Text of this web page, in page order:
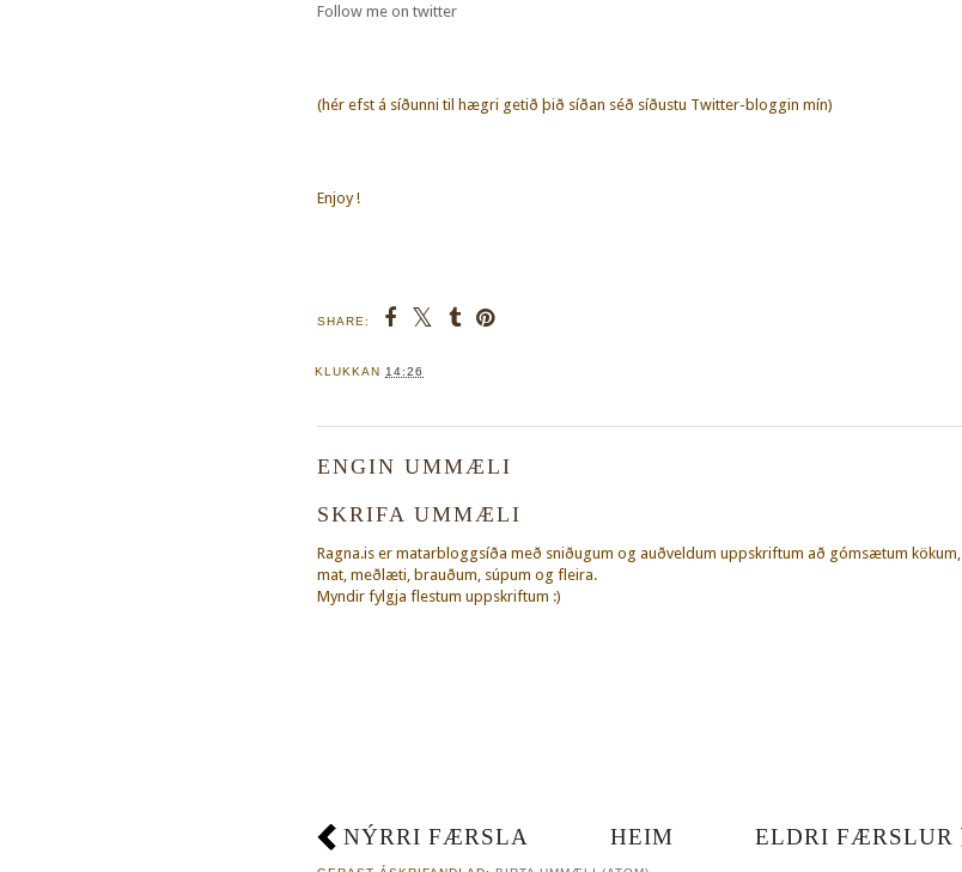
Follow me on twitter
(hér efst á síðunni til hægri getið þið síðan séð síðustu Twitter-bloggin mín)
Enjoy !
SHARE:
KLUKKAN 14:26
ENGIN UMMÆLI
SKRIFA UMMÆLI
Ragna.is er matarbloggsíða með sniðugum og auðveldum uppskriftum að gómsætum kökum,
mat, meðlæti, brauðum, súpum og fleira.
Myndir fylgja flestum uppskriftum :)
NÝRRI FÆRSLA ELDRI FÆRSLUR
HEIM